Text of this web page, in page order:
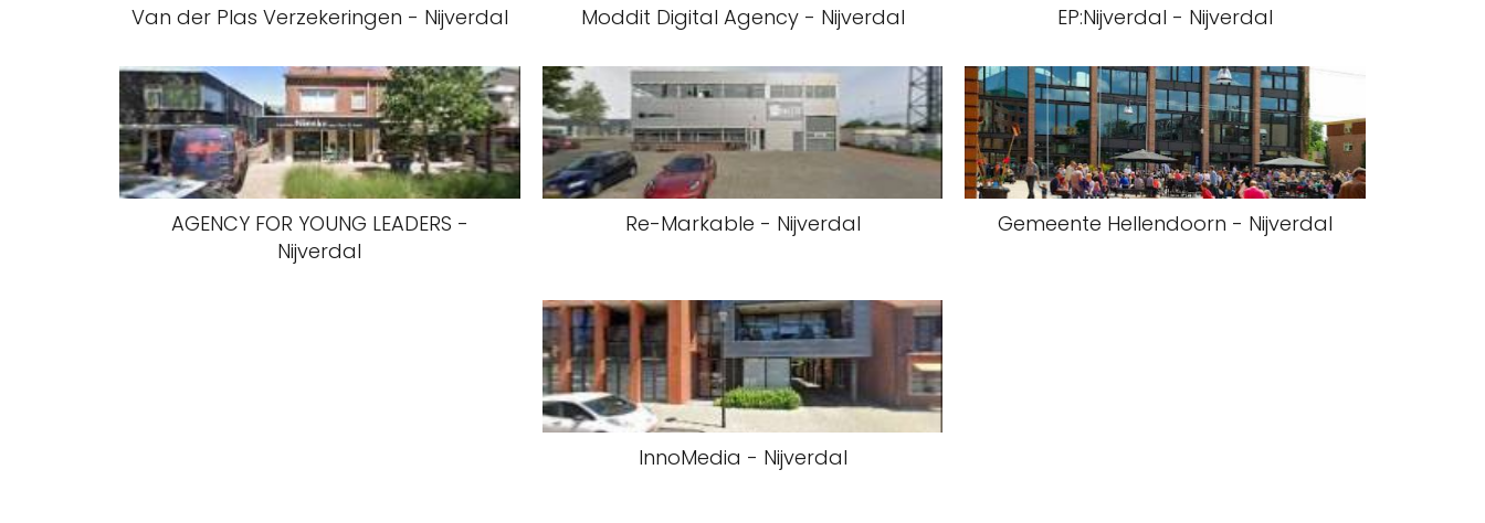
Van der Plas Verzekeringen - Nijverdal Moddit Digital Agency - Nijverdal EP:Nijverdal - Nijverdal
AGENCY FOR YOUNG LEADERS -
Nijverdal
Re-Markable - Nijverdal Gemeente Hellendoorn - Nijverdal
InnoMedia - Nijverdal